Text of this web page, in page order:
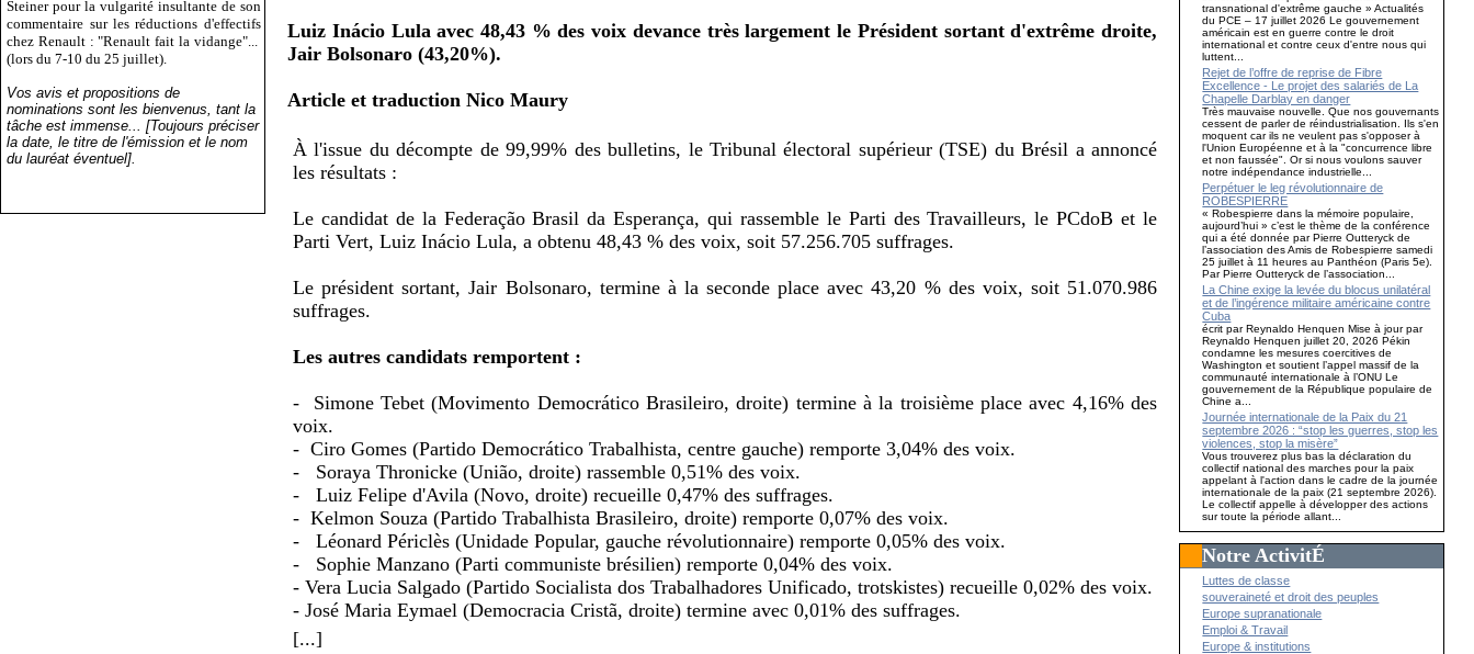
Steiner pour la vulgarité insultante de son
commentaire sur les réductions d'effectifs
chez Renault : "Renault fait la vidange"...
(lors du 7-10 du 25 juillet).
Vos avis et propositions de
nominations sont les bienvenus, tant la
tâche est immense... [Toujours préciser
la date, le titre de l'émission et le nom
du lauréat éventuel].
Luiz Inácio Lula avec 48,43 % des voix devance très largement le Président sortant d'extrême droite,
Jair Bolsonaro (43,20%).
Article et traduction Nico Maury
À l'issue du décompte de 99,99% des bulletins, le Tribunal électoral supérieur (TSE) du Brésil a annoncé
les résultats :
Le candidat de la Federação Brasil da Esperança, qui rassemble le Parti des Travailleurs, le PCdoB et le
Parti Vert, Luiz Inácio Lula, a obtenu 48,43 % des voix, soit 57.256.705 suffrages.
Le président sortant, Jair Bolsonaro, termine à la seconde place avec 43,20 % des voix, soit 51.070.986
suffrages.
Les autres candidats remportent :
- Simone Tebet (Movimento Democrático Brasileiro, droite) termine à la troisième place avec 4,16% des
voix.
- Ciro Gomes (Partido Democrático Trabalhista, centre gauche) remporte 3,04% des voix.
- Soraya Thronicke (União, droite) rassemble 0,51% des voix.
- Luiz Felipe d'Avila (Novo, droite) recueille 0,47% des suffrages.
- Kelmon Souza (Partido Trabalhista Brasileiro, droite) remporte 0,07% des voix.
- Léonard Périclès (Unidade Popular, gauche révolutionnaire) remporte 0,05% des voix.
- Sophie Manzano (Parti communiste brésilien) remporte 0,04% des voix.
- Vera Lucia Salgado (Partido Socialista dos Trabalhadores Unificado, trotskistes) recueille 0,02% des voix.
- José Maria Eymael (Democracia Cristã, droite) termine avec 0,01% des suffrages.
[...]
transnational d'extrême gauche » Actualités
du PCE – 17 juillet 2026 Le gouvernement
américain est en guerre contre le droit
international et contre ceux d'entre nous qui
luttent...
Rejet de l’offre de reprise de Fibre
Excellence - Le projet des salariés de La
Chapelle Darblay en danger
Très mauvaise nouvelle. Que nos gouvernants
cessent de parler de réindustrialisation. Ils s'en
moquent car ils ne veulent pas s'opposer à
l'Union Européenne et à la "concurrence libre
et non faussée". Or si nous voulons sauver
notre indépendance industrielle...
Perpétuer le leg révolutionnaire de
ROBESPIERRE
« Robespierre dans la mémoire populaire,
aujourd’hui » c’est le thème de la conférence
qui a été donnée par Pierre Outteryck de
l’association des Amis de Robespierre samedi
25 juillet à 11 heures au Panthéon (Paris 5e).
Par Pierre Outteryck de l’association...
La Chine exige la levée du blocus unilatéral
et de l’ingérence militaire américaine contre
Cuba
écrit par Reynaldo Henquen Mise à jour par
Reynaldo Henquen juillet 20, 2026 Pékin
condamne les mesures coercitives de
Washington et soutient l’appel massif de la
communauté internationale à l’ONU Le
gouvernement de la République populaire de
Chine a...
Journée internationale de la Paix du 21
septembre 2026 : “stop les guerres, stop les
violences, stop la misère”
Vous trouverez plus bas la déclaration du
collectif national des marches pour la paix
appelant à l'action dans le cadre de la journée
internationale de la paix (21 septembre 2026).
Le collectif appelle à développer des actions
sur toute la période allant...
Notre ActivitÉ
Luttes de classe
souveraineté et droit des peuples
Europe supranationale
Emploi & Travail
Europe & institutions